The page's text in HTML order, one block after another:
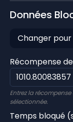
Données
Changer
Récompense
Entrez la
sélectionnée.
Temps bloqué